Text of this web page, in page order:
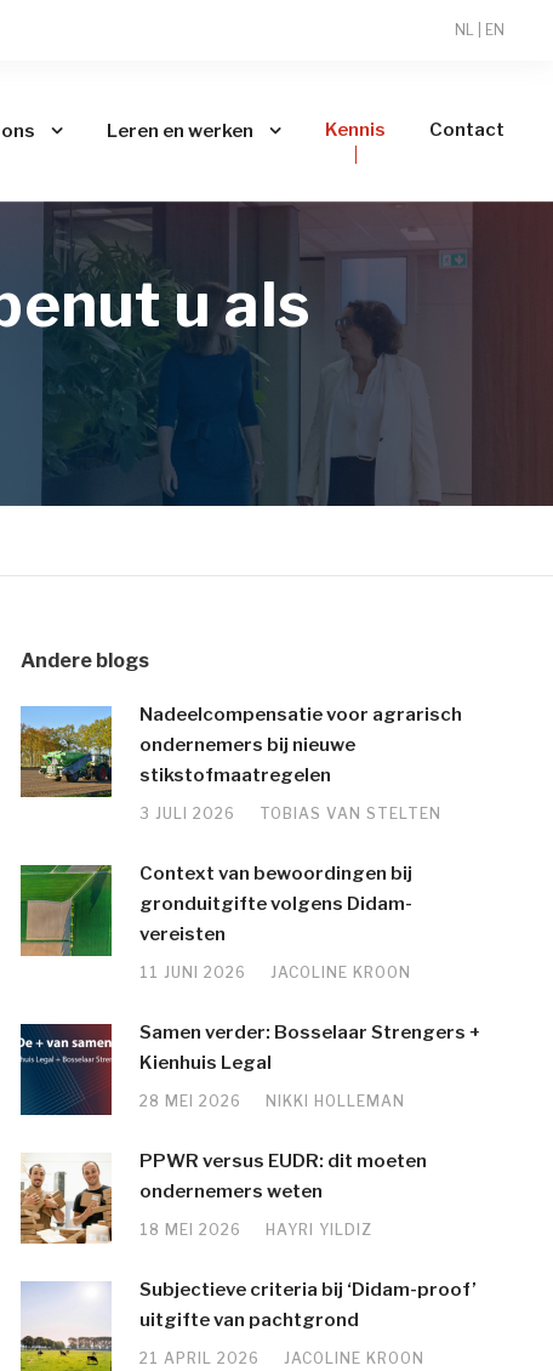
NL EN
Leren en werken Kennis Contact
u als
Andere blogs
Nadeelcompensatie voor agrarisch
ondernemers bij nieuwe
stikstofmaatregelen
3 JULI 2026 TOBIAS VAN STELTEN
Context van bewoordingen bij
gronduitgifte volgens Didam-
vereisten
11 JUNI 2026 JACOLINE KROON
Samen verder: Bosselaar Strengers +
Kienhuis Legal
28 MEI 2026 NIKKI HOLLEMAN
PPWR versus EUDR: dit moeten
ondernemers weten
18 MEI 2026 HAYRI YILDIZ
Subjectieve criteria bij ‘Didam-proof’
uitgifte van pachtgrond
21 APRIL 2026 JACOLINE KROON